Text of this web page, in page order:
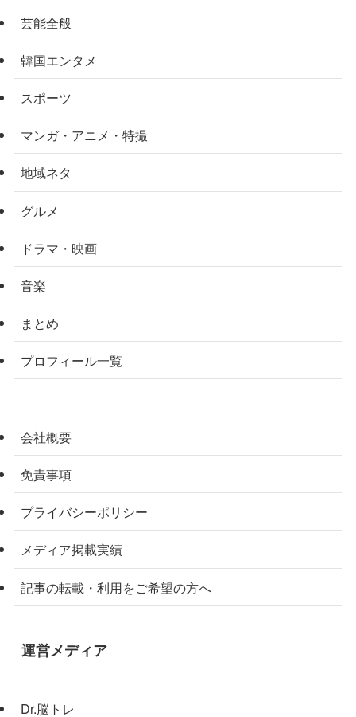
芸能全般
韓国エンタメ
スポーツ
マンガ・アニメ・特撮
地域ネタ
グルメ
ドラマ・映画
音楽
まとめ
プロフィール一覧
会社概要
免責事項
プライバシーポリシー
メディア掲載実績
記事の転載・利用をご希望の方へ
運営メディア
Dr.脳トレ